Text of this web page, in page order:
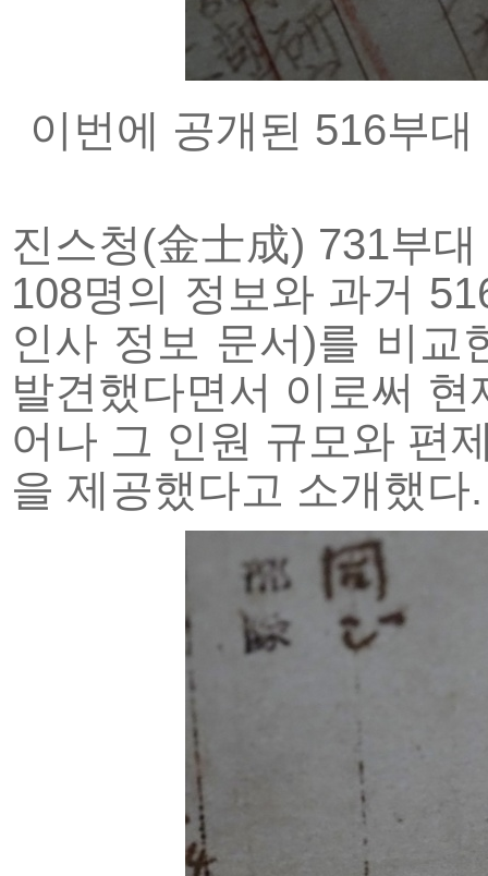
이번에 공개된 516부대
진스청(金士成) 731부
108명의 정보와 과거
인사 정보 문서)를 비교
발견했다면서 이로써
어나 그 인원 규모와 편
을 제공했다고 소개했다.